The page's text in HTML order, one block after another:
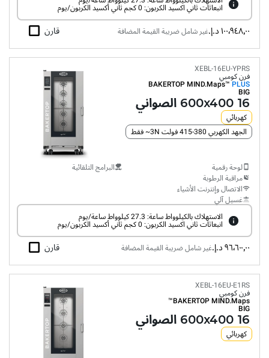
انبعاثات ثاني اكسيد الكربون: 0 كجم ثاني أكسيد الكربون/يوم
١٠٠٬٩٤٨٫٠٠ د.إ.‏ غير شامل ضريبة القيمة المضافة قارن
XEBL-16EU-YPRS
فرن كومبي
BAKERTOP MIND.Maps™ PLUS
BIG
16 600x400 الصواني
كهربائي
الجهد الكهربي 380-415 فولت 3N~ فقط
لوحة رقمية
مراقبة الرطوبة
الاتصال وإنترنت الأشياء
غسيل آلي
البرامج التلقائية
الاستهلاك بالكيلوواط ساعة: 27.3 كيلوواط ساعة/يوم
انبعاثات ثاني اكسيد الكربون: 0 كجم ثاني أكسيد الكربون/يوم
٩٦٬٦٠٠٫٠٠ د.إ.‏ غير شامل ضريبة القيمة المضافة قارن
XEBL-16EU-E1RS
فرن كومبي
BAKERTOP MIND.Maps™
BIG
16 600x400 الصواني
كهربائي